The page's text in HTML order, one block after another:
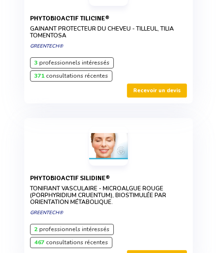
PHYTOBIOACTIF TILICINE®
GAINANT PROTECTEUR DU CHEVEU - TILLEUL, TILIA
TOMENTOSA
GREENTECH®
3 professionnels intéressés
371consultations récentes
Recevoir un devis
PHYTOBIOACTIF SILIDINE®
TONIFIANT VASCULAIRE - MICROALGUE ROUGE
(PORPHYRIDIUM CRUENTUM), BIOSTIMULÉE PAR
ORIENTATION MÉTABOLIQUE.
GREENTECH®
2professionnels intéressés
467consultations récentes